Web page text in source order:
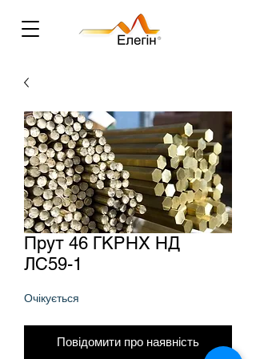
Прут 46 ГКРНХ НД
ЛС59-1
Очікується
Повідомити про наявність